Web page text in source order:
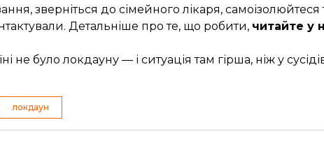
зверніться до сімейного лікаря, самоізолюйтеся
Детальніше про те, що робити, читайте у
не було локдауну — і ситуація там гірша, ніж у
локдаун